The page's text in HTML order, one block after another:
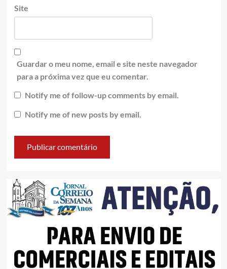
Site
Guardar o meu nome, email e site neste navegador
para a próxima vez que eu comentar.
Notify me of follow-up comments by email.
Notify me of new posts by email.